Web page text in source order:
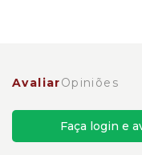
AvaliarOpiniões
Faça login e